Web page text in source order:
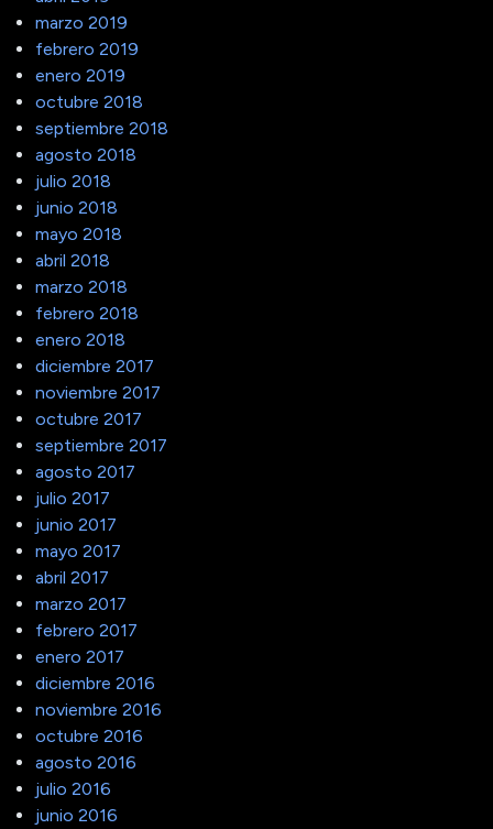
marzo 2019
febrero 2019
enero 2019
octubre 2018
septiembre 2018
agosto 2018
julio 2018
junio 2018
mayo 2018
abril 2018
marzo 2018
febrero 2018
enero 2018
diciembre 2017
noviembre 2017
octubre 2017
septiembre 2017
agosto 2017
julio 2017
junio 2017
mayo 2017
abril 2017
marzo 2017
febrero 2017
enero 2017
diciembre 2016
noviembre 2016
octubre 2016
agosto 2016
julio 2016
junio 2016